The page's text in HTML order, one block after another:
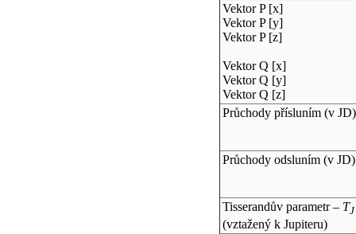
Vektor P [x]
Vektor P [y]
Vektor P [z]
Vektor Q [x]
Vektor Q [y]
Vektor Q [z]
Průchody přísluním (v JD)
Průchody odsluním (v JD)
Tisserandův parametr – TJ
(vztažený k Jupiteru)